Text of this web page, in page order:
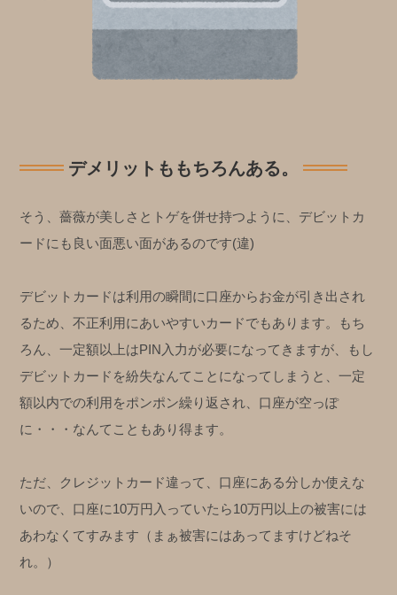
デメリットももちろんある。
そう、薔薇が美しさとトゲを併せ持つように、デビットカ
ードにも良い面悪い面があるのです(違)
デビットカードは利用の瞬間に口座からお金が引き出され
るため、不正利用にあいやすいカードでもあります。もち
ろん、一定額以上はPIN入力が必要になってきますが、もし
デビットカードを紛失なんてことになってしまうと、一定
額以内での利用をポンポン繰り返され、口座が空っぽ
に・・・なんてこともあり得ます。
ただ、クレジットカード違って、口座にある分しか使えな
いので、口座に10万円入っていたら10万円以上の被害には
あわなくてすみます（まぁ被害にはあってますけどねそ
れ。）